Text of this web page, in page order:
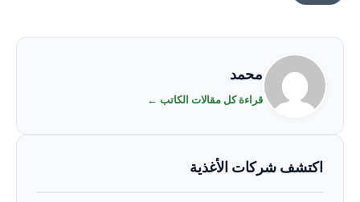
محمد
قراءة كل مقالات الكاتب ←
اكتشف شركات الأغذية